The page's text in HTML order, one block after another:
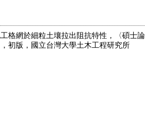
格網於細粒土壤拉出阻抗特性，〈碩士
初版，國立台灣大學土木工程研究所